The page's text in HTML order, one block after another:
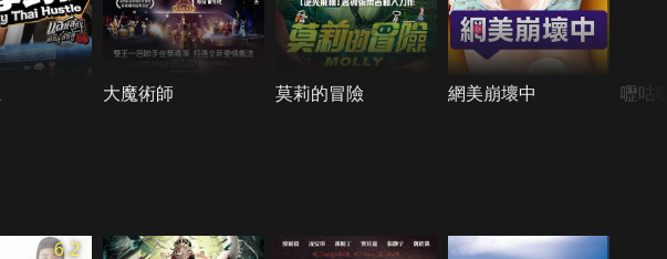
大魔術師 莫莉的冒險 網美崩壞中 嚦咕
6.2